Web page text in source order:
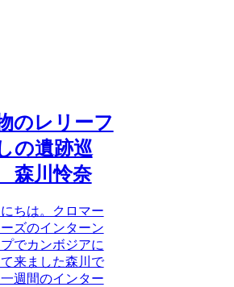
のレリーフ
の遺跡巡
森川怜奈
ちは。クロマー
ズのインターン
でカンボジアに
来ました森川で
週間のインター